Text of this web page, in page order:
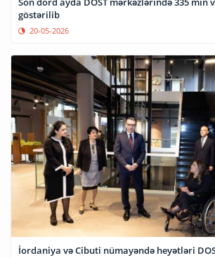
göstərilib
20-05-2026
İordaniya və Cibuti nümayəndə heyətləri